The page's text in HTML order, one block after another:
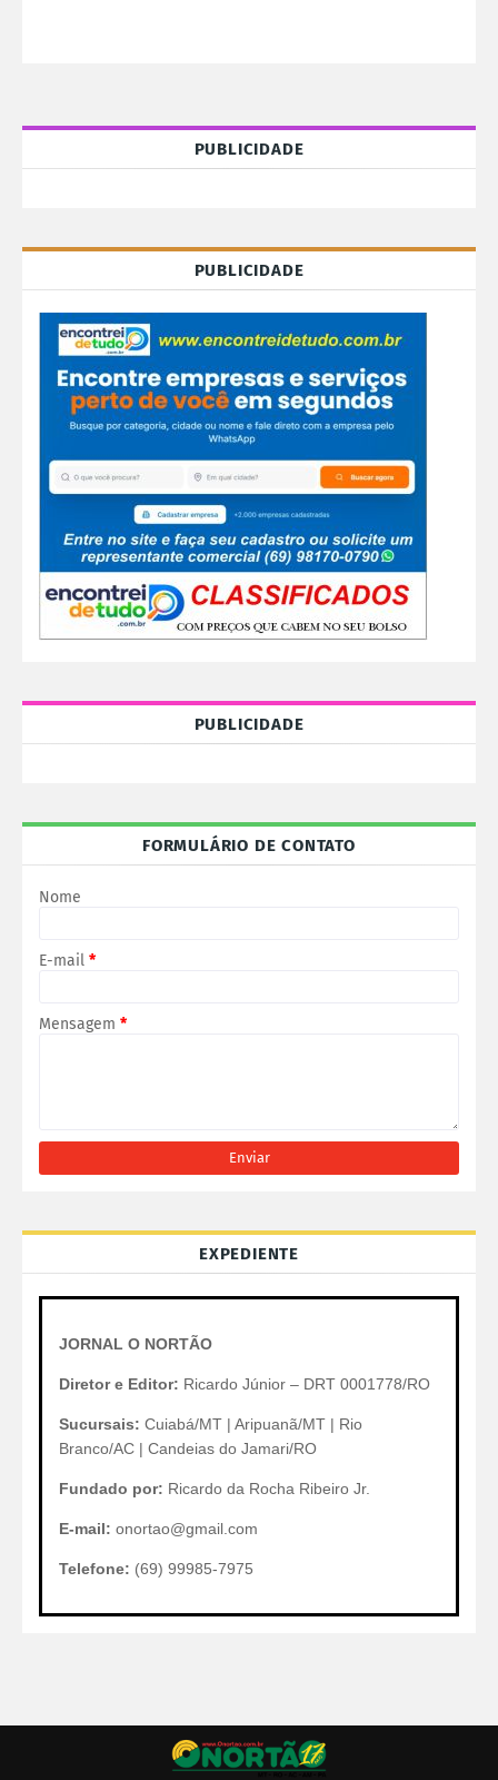
PUBLICIDADE
PUBLICIDADE
PUBLICIDADE
FORMULÁRIO DE CONTATO
Nome
E-mail *
Mensagem *
EXPEDIENTE
JORNAL O NORTÃO
Diretor e Editor: Ricardo Júnior – DRT 0001778/RO
Sucursais: Cuiabá/MT | Aripuanã/MT | Rio
Branco/AC | Candeias do Jamari/RO
Fundado por: Ricardo da Rocha Ribeiro Jr.
E-mail: onortao@gmail.com
Telefone: (69) 99985-7975